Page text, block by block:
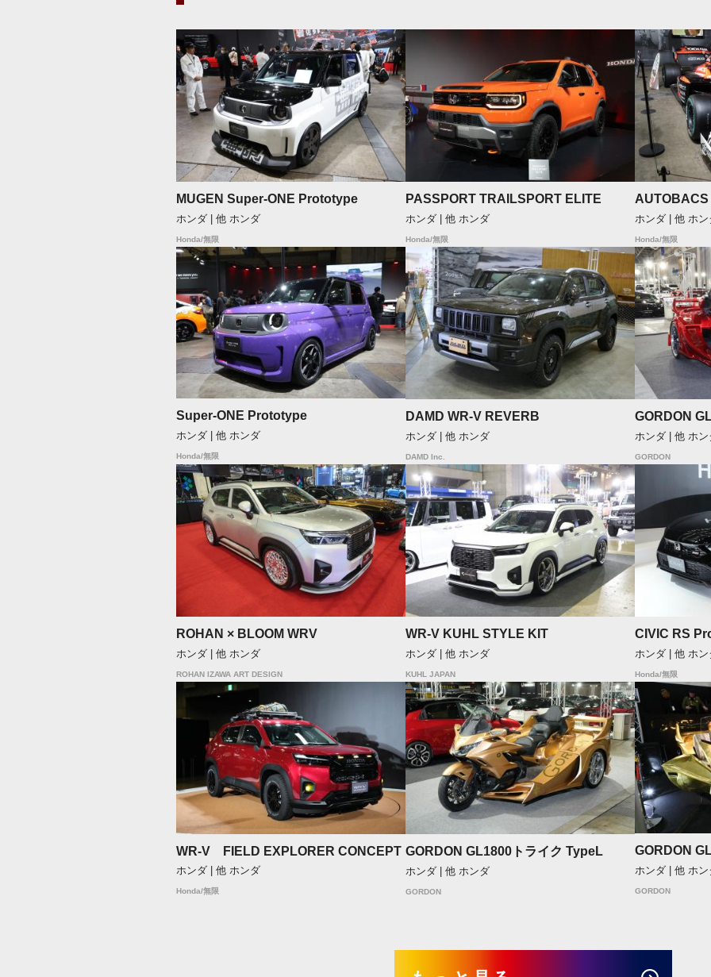
MUGEN Super-ONE Prototype
ホンダ | 他 ホンダ
Honda/無限
PASSPORT TRAILSPORT ELITE
ホンダ | 他 ホンダ
Honda/無限
AUTOBACS
ホンダ | 他 ホン
Honda/無限
Super-ONE Prototype
ホンダ | 他 ホンダ
Honda/無限
DAMD WR-V REVERB
ホンダ | 他 ホンダ
DAMD Inc.
GORDON
ホンダ | 他 ホン
GORDON
ROHAN × BLOOM WRV
ホンダ | 他 ホンダ
ROHAN IZAWA ART DESIGN
WR-V KUHL STYLE KIT
ホンダ | 他 ホンダ
KUHL JAPAN
CIVIC RS
ホンダ | 他 ホン
Honda/無限
WR-V FIELD EXPLORER CONCEPT
ホンダ | 他 ホンダ
Honda/無限
GORDON GL1800トライク TypeL
ホンダ | 他 ホンダ
GORDON
GORDON
ホンダ | 他 ホン
GORDON